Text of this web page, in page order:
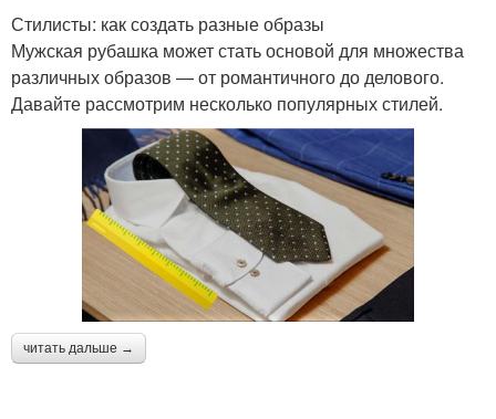
Стилисты: как создать разные образы
Мужская рубашка может стать основой для множества
различных образов — от романтичного до делового.
Давайте рассмотрим несколько популярных стилей.
читать дальше →